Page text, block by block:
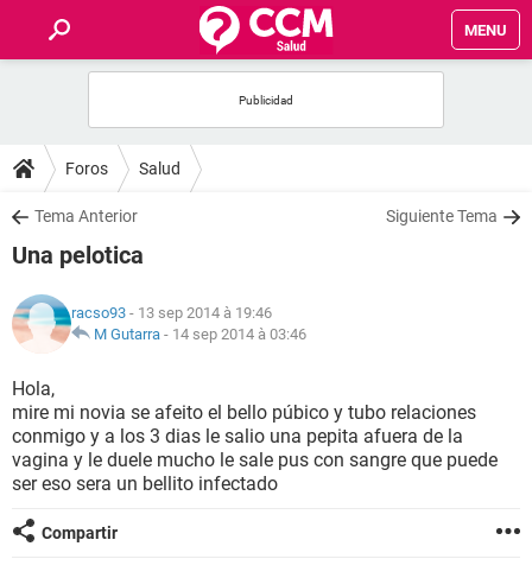
MENU
FORUMS
SALUD
FAMILIA
NUTRICIÓN
BIENESTAR
SEXUALIDAD
GLOSARIO
Foros Salud
Tema Anterior Siguiente Tema
Una pelotica
racso93 - 13 sep 2014 à 19:46
M Gutarra - 14 sep 2014 à 03:46
Hola,
mire mi novia se afeito el bello púbico y tubo relaciones
conmigo y a los 3 dias le salio una pepita afuera de la
vagina y le duele mucho le sale pus con sangre que puede
ser eso sera un bellito infectado
Compartir